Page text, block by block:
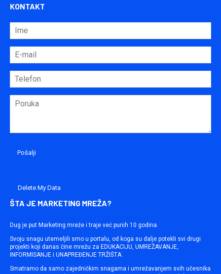
KONTAKT
Delete My Data
ŠTA JE MARKETING MREŽA?
Dug je put Marketing mreže i traje već punih 10 godina.
Svoju snagu utemeljili smo u portalu, od koga su dalje potekli svi drugi
projekti koji danas čine mrežu za EDUKACIJU, UMREŽAVANJE,
INFORMISANJE i UNAPREĐENJE TRŽIŠTA.
Smatramo da samo zajedničkim snagama i umrežavanjem svih učesnika